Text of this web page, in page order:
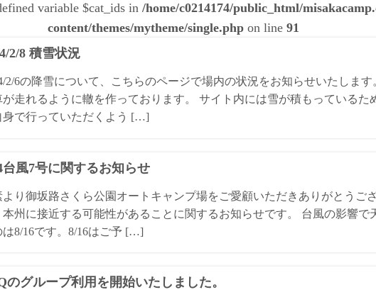
variable $cat_ids in /home/c0214174/public_html/
content/themes/mytheme/single.phpon line 91
2/8 積雪状況
2/6の降雪について、こちらのページで場内の状況をお知らせいたしま
が走れるように轍を作っております。 サイト内には雪が積もっているた
身で行っていただくよう […]
台風7号に関するお知らせ
より御坂路さくら公園オートキャンプ場をご愛顧いただきありがとうご
本州に接近する可能性があることに関するお知らせです。 台風の影響で
は8/16です。8/16はご予 […]
のグループ利用を開始いたしました。